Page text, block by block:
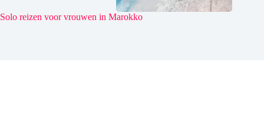
Solo reizen voor vrouwen in Marokko